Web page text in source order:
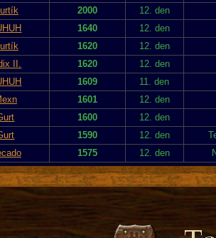
2000
12. den
1640
12. den
1620
12. den
II. 1620
12. den
1609
11. den
1601
12. den
1600
12. den
1590 12. den
1575 12. den